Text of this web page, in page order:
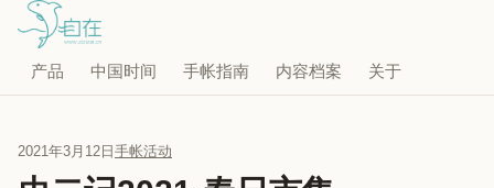
产品 中国时间 手帐指南 内容档案 关于
2021年3月12日 手帐活动